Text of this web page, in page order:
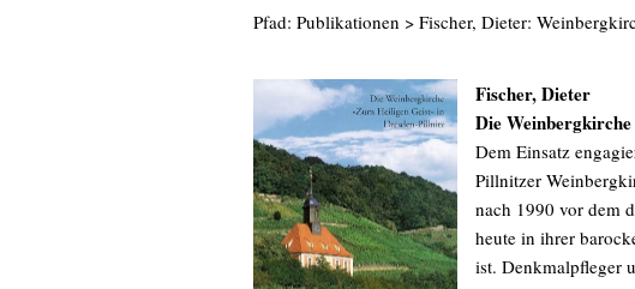
Pfad: Publikationen > Fischer, Dieter:
Fischer, Dieter
Die
Dem Einsatz
Pillnitzer
nach 1990 vor dem
heute in ihrer
ist. Denkmalpfleger